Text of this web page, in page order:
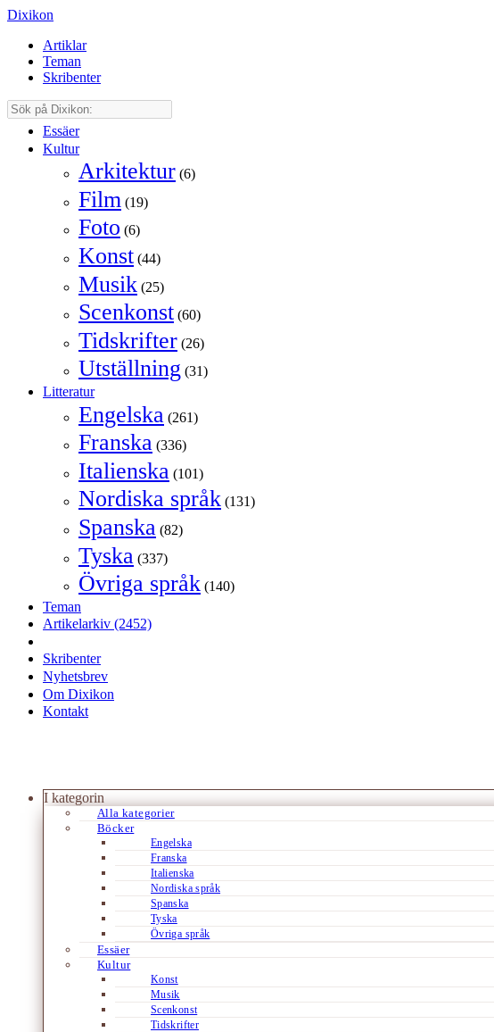
Dixikon
Artiklar
Teman
Skribenter
Essäer
Kultur
Arkitektur (6)
Film (19)
Foto (6)
Konst (44)
Musik (25)
Scenkonst (60)
Tidskrifter (26)
Utställning (31)
Litteratur
Engelska (261)
Franska (336)
Italienska (101)
Nordiska språk (131)
Spanska (82)
Tyska (337)
Övriga språk (140)
Teman
Artikelarkiv (2452)
Skribenter
Nyhetsbrev
Om Dixikon
Kontakt
I kategorin
Alla kategorier
Böcker
Engelska
Franska
Italienska
Nordiska språk
Spanska
Tyska
Övriga språk
Essäer
Kultur
Konst
Musik
Scenkonst
Tidskrifter